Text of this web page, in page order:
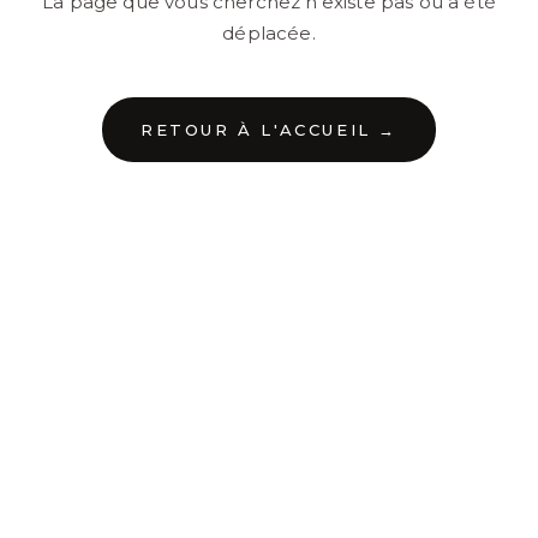
déplacée.
RETOUR À L'ACCUEIL →